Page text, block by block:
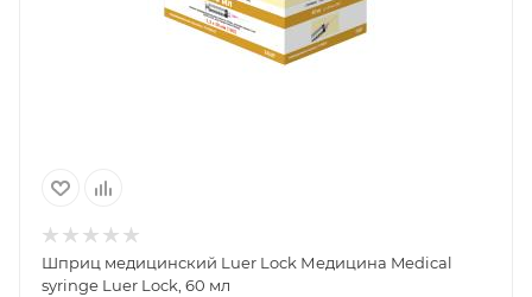
Шприц медицинский Luer Lock Медицина Medical
syringe Luer Lock, 60 мл